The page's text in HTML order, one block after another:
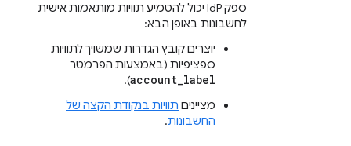
ספק IdP יכול להטמיע תוויות מותאמות אישית
לחשבונות באופן הבא:
יוצרים קובץ הגדרות שמשויך לתוויות
ספציפיות (באמצעות הפרמטר
account_label
).
מציינים תוויות בנקודת הקצה של
החשבונות.